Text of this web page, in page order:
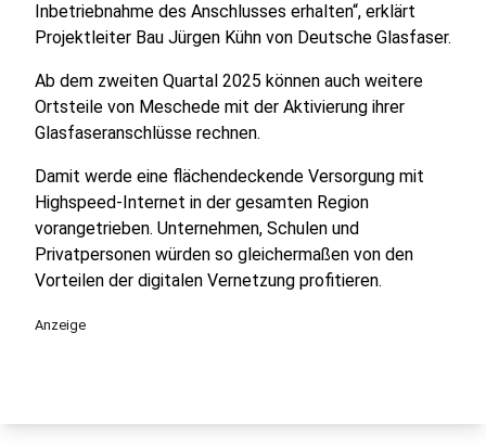
Inbetriebnahme des Anschlusses erhalten“, erklärt
Projektleiter Bau Jürgen Kühn von Deutsche Glasfaser.
Ab dem zweiten Quartal 2025 können auch weitere
Ortsteile von Meschede mit der Aktivierung ihrer
Glasfaseranschlüsse rechnen.
Damit werde eine flächendeckende Versorgung mit
Highspeed-Internet in der gesamten Region
vorangetrieben. Unternehmen, Schulen und
Privatpersonen würden so gleichermaßen von den
Vorteilen der digitalen Vernetzung profitieren.
Anzeige